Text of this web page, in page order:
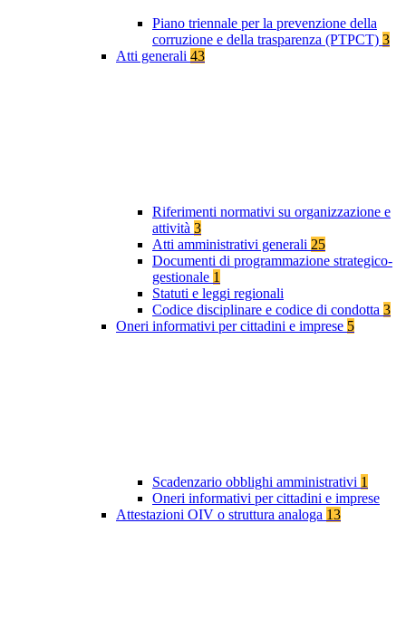
Piano triennale per la prevenzione della
corruzione e della trasparenza (PTPCT) 3
Atti generali 43
Riferimenti normativi su organizzazione e
attività 3
Atti amministrativi generali 25
Documenti di programmazione strategico-
gestionale 1
Statuti e leggi regionali
Codice disciplinare e codice di condotta 3
Oneri informativi per cittadini e imprese 5
Scadenzario obblighi amministrativi 1
Oneri informativi per cittadini e imprese
Attestazioni OIV o struttura analoga 13